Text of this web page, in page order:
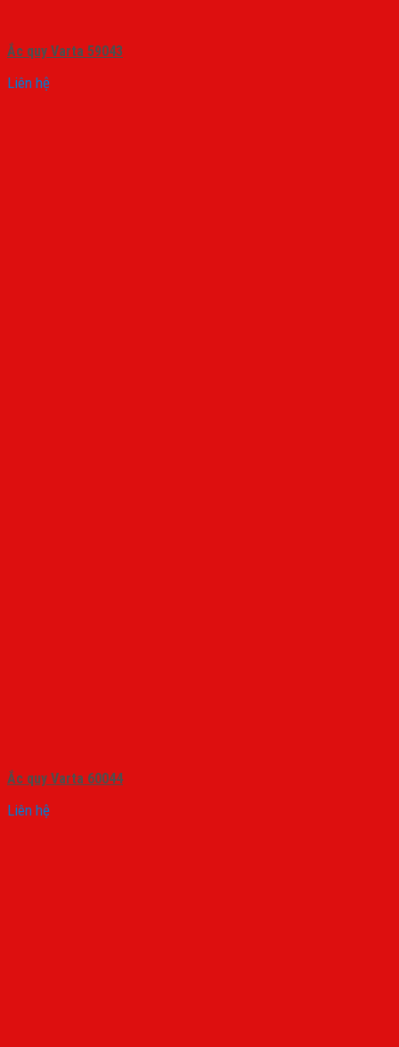
Ắc quy Varta 59043
Liên hệ
Ắc quy Varta 60044
Liên hệ